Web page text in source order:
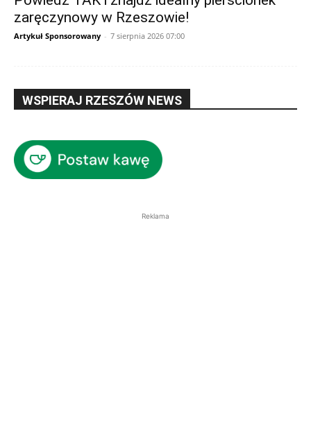
zaręczynowy w Rzeszowie!
Artykuł Sponsorowany - 7 sierpnia 2026 07:00
WSPIERAJ RZESZÓW NEWS
Reklama